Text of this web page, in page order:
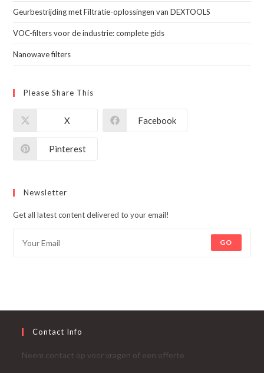
Geurbestrijding met Filtratie-oplossingen van DEXTOOLS
VOC-filters voor de industrie: complete gids
Nanowave filters
Please Share This
X Facebook
Pinterest
Newsletter
Get all latest content delivered to your email!
GO
Contact Info
Neem contact op voor vragen of een offerte